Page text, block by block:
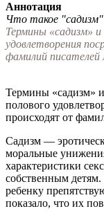
Аннотация
Что такое
Термины «садизм»
удовлетворения
фамилий писателей
Термины «садизм»
полового
происходят от
Садизм —
моральные
характеристики
собственным
ребенку
показало, что их